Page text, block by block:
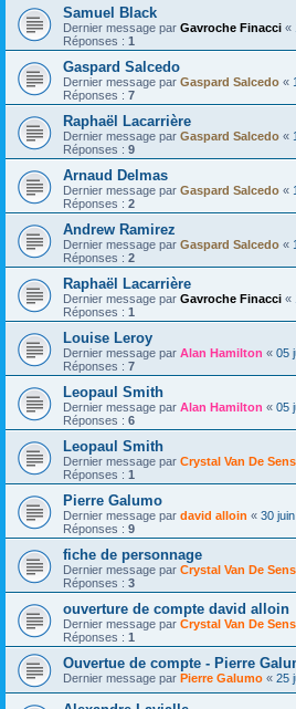
Samuel Black
Dernier message par Gavroche Finacci «
Réponses : 1
Gaspard Salcedo
Dernier message par Gaspard Salcedo «
Réponses : 7
Raphaël Lacarrière
Dernier message par Gaspard Salcedo «
Réponses : 9
Arnaud Delmas
Dernier message par Gaspard Salcedo «
Réponses : 2
Andrew Ramirez
Dernier message par Gaspard Salcedo «
Réponses : 2
Raphaël Lacarrière
Dernier message par Gavroche Finacci «
Réponses : 1
Louise Leroy
Dernier message par Alan Hamilton « 05
Réponses : 7
Leopaul Smith
Dernier message par Alan Hamilton « 05
Réponses : 6
Leopaul Smith
Dernier message par Crystal Van De
Réponses : 1
Pierre Galumo
Dernier message par david alloin « 30
Réponses : 9
fiche de personnage
Dernier message par Crystal Van De
Réponses : 3
ouverture de compte david alloin
Dernier message par Crystal Van De
Réponses : 1
Ouvertue de compte - Pierre
Dernier message par Pierre Galumo « 25